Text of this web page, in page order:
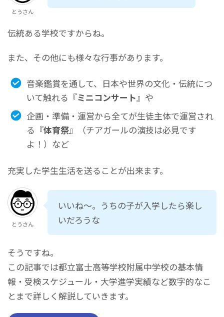
とうさん
伝統ある学校ですからね。
また、その他にも様々な行事があります。
音楽鑑賞を通して、日本や世界の文化・伝統につ
いて触れる『ミニコンサート』や
企画・準備・運営から全てが生徒主体で運営され
る『体育祭』（チアガールの演技は必見です
よ！）など
充実した学生生活を送ることが出来ます。
とうさん
いいね～。うちの子が入学したら楽し
いだろうな
そうですね。
この記事では都立富士高等学校附属中学校の基本情
報・受検スケジュール・大学進学実績など数字的なこ
とまで詳しく解説していきます。